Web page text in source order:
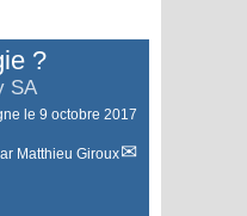
?
SA
le 9 octobre 2017
Matthieu Giroux